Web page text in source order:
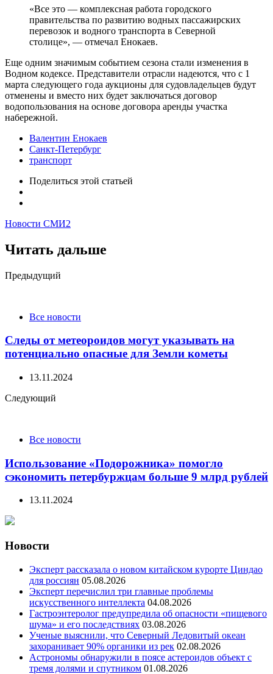
«Все это — комплексная работа городского
правительства по развитию водных пассажирских
перевозок и водного транспорта в Северной
столице», — отмечал Енокаев.
Еще одним значимым событием сезона стали изменения в
Водном кодексе. Представители отрасли надеются, что с 1
марта следующего года аукционы для судовладельцев будут
отменены и вместо них будет заключаться договор
водопользования на основе договора аренды участка
набережной.
Валентин Енокаев
Санкт-Петербург
транспорт
Поделиться этой статьей
Новости СМИ2
Читать дальше
Post
Предыдущий
Все новости
Следы от метеороидов могут указывать на
потенциально опасные для Земли кометы
13.11.2024
Следующий
Все новости
Использование «Подорожника» помогло
сэкономить петербуржцам больше 9 млрд рублей
13.11.2024
Новости
Эксперт рассказала о новом китайском курорте Циндао
для россиян 05.08.2026
Эксперт перечислил три главные проблемы
искусственного интеллекта 04.08.2026
Гастроэнтеролог предупредила об опасности «пищевого
шума» и его последствиях 03.08.2026
Ученые выяснили, что Северный Ледовитый океан
захоранивает 90% органики из рек 02.08.2026
Астрономы обнаружили в поясе астероидов объект с
тремя долями и спутником 01.08.2026